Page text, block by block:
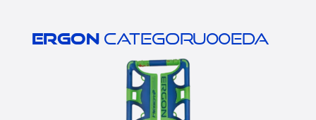
Ergon Categoru00eda